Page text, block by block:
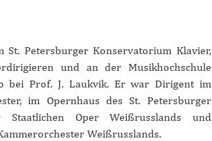
St. Petersburger Konservatorium Klavier,
und an der Musikhochschule
bei Prof. J. Laukvik. Er war Dirigent im
im Opernhaus des St. Petersburger
Staatlichen Oper Weißrusslands und
Weißrusslands.